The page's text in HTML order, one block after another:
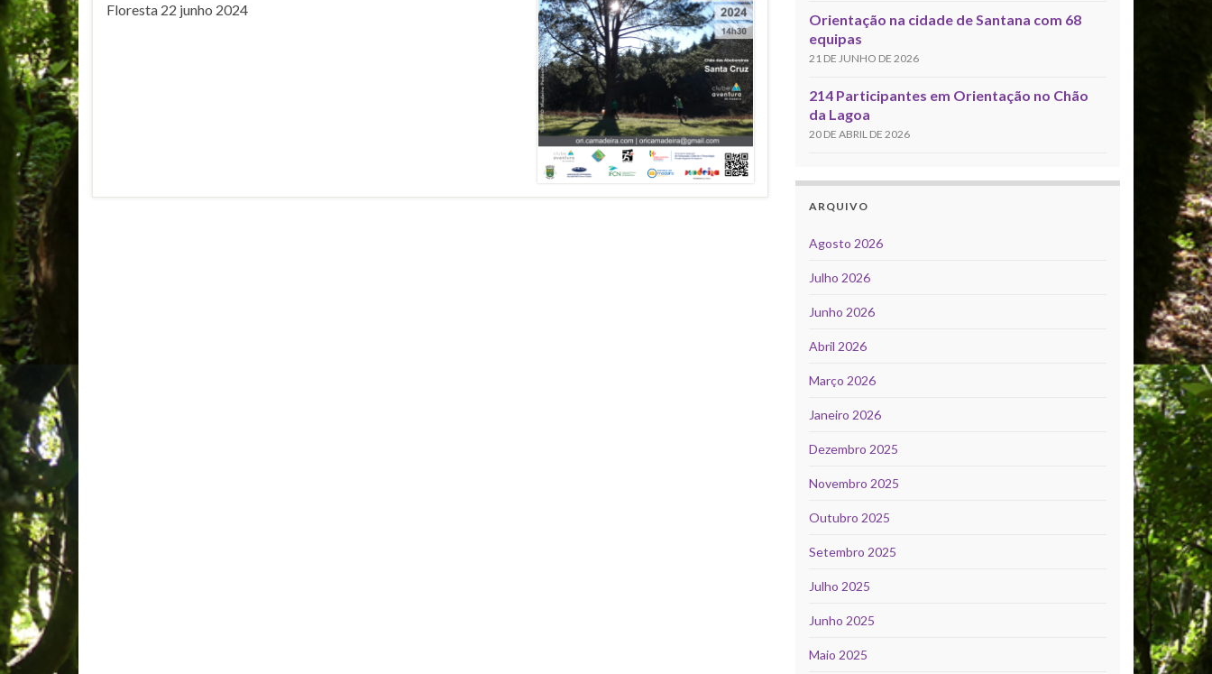
Floresta 22 junho 2024
Orientação na cidade de Santana com 68
equipas
21 DE JUNHO DE 2026
214 Participantes em Orientação no Chão
da Lagoa
20 DE ABRIL DE 2026
ARQUIVO
Agosto 2026
Julho 2026
Junho 2026
Abril 2026
Março 2026
Janeiro 2026
Dezembro 2025
Novembro 2025
Outubro 2025
Setembro 2025
Julho 2025
Junho 2025
Maio 2025